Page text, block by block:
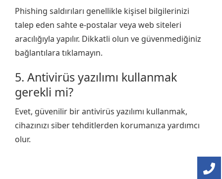
Phishing saldırıları genellikle kişisel bilgilerinizi
talep eden sahte e-postalar veya web siteleri
aracılığıyla yapılır. Dikkatli olun ve güvenmediğiniz
bağlantılara tıklamayın.
5. Antivirüs yazılımı kullanmak
gerekli mi?
Evet, güvenilir bir antivirüs yazılımı kullanmak,
cihazınızı siber tehditlerden korumanıza yardımcı
olur.